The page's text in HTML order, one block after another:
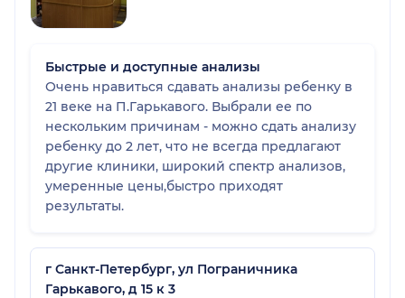
Быстрые и доступные анализы
Очень нравиться сдавать анализы ребенку в
21 веке на П.Гарькавого. Выбрали ее по
нескольким причинам - можно сдать анализу
ребенку до 2 лет, что не всегда предлагают
другие клиники, широкий спектр анализов,
умеренные цены,быстро приходят
результаты.
г Санкт-Петербург, ул Пограничника
Гарькавого, д 15 к 3